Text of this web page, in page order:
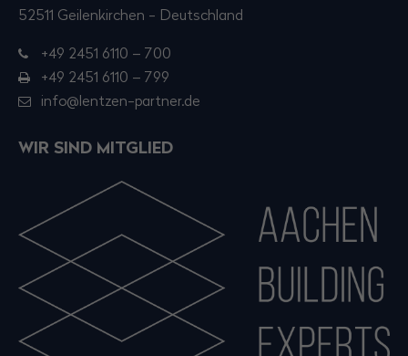
52511 Geilenkirchen - Deutschland
+49 2451 6110 – 700
+49 2451 6110 – 799
info@lentzen-partner.de
WIR SIND MITGLIED